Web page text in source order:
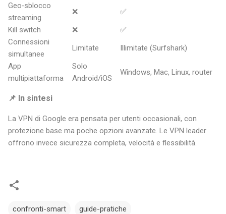
Geo‑sblocco
streaming
❌
✅
Kill switch
❌
✅
Connessioni
simultanee
Limitate
Illimitate (Surfshark)
App
multipiattaforma
Solo
Android/iOS
Windows, Mac, Linux, router
📌 In sintesi
La VPN di Google era pensata per utenti occasionali, con
protezione base ma poche opzioni avanzate. Le VPN leader
offrono invece sicurezza completa, velocità e flessibilità.
confronti-smart guide-pratiche